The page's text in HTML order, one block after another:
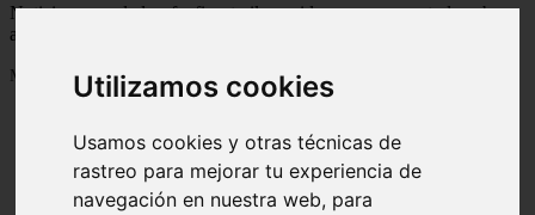
Utilizamos cookies
Usamos cookies y otras técnicas de
rastreo para mejorar tu experiencia de
navegación en nuestra web, para
Noticias, novedades, fanfics, trailers, videos, avances y todo sobre
anime en español
Mostrando 1 - 24 de 231 artículos